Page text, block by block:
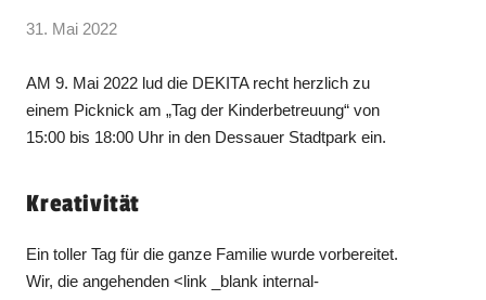
31. Mai 2022
AM 9. Mai 2022 lud die DEKITA recht herzlich zu
einem Picknick am „Tag der Kinderbetreuung“ von
15:00 bis 18:00 Uhr in den Dessauer Stadtpark ein.
Kreativität
Ein toller Tag für die ganze Familie wurde vorbereitet.
Wir, die angehenden <link _blank internal-